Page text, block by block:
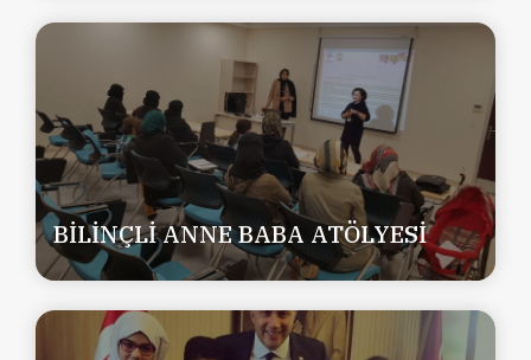
BİLİNÇLİ ANNE BABA ATÖLYESİ